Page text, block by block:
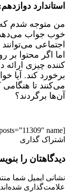
استاندارد
من متوجه شدم که
خوب جواب
اجتماعی
اما اگر محتوا بر
کننده چیزی ارائه
برخورد کند. آیا
می‌کنند تا هنگامی
آن‌ها برگردند؟
[irp posts=”11309″ name=”دوره جامع بازاریابی محتوا”]
اشتراک گذاری
دیدگاهتان را
نشانی ایمیل شما
علامت‌گذاری شده‌اند